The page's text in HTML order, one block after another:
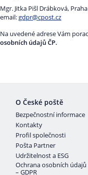
Mgr. Jitka Pišl Drábková,
email:gdpr@cpost.cz
Na uvedené adrese Vám
osobních údajů ČP.
O České poště
Bezpečnostní informace
Kontakty
Profil společnosti
Pošta Partner
Udržitelnost a ESG
Ochrana osobních údajů
– GDPR